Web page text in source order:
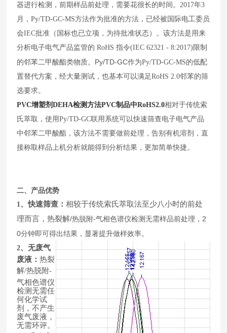
器进行检测，前期样品前处理，需要花很长的时间。 2017年3
月，Py/TD-GC-MS方法作为批准的方法，已经被国际电工委员
会IEC批准（国标也已立项，为待批准状态）。该方法是用来
分析电子电气产品监管的RoHS指令(IEC 62321 - 8:2017) 限制
的邻苯二甲酸酯类物质。 Py/TD-GC作为Py/TD-GC-MS的低配
置替代方案，经大量测试，也基本可以满足RoHS 2.0邻苯的筛
选要求。
PVC增塑剂DEHA检测方法PVC制品中RoHS2.0相对于传统索
氏萃取，使用Py/TD-GC联用系统可以快速筛查电子电气产品
中邻苯二甲酸酯，该方法不需要做前处理，告别有机溶剂，直
接称取样品上机分析就能得到分析结果，更加简单快捷。
二、产品优势
1 、快速筛查：相较于传统索氏萃取法至少八小时的前处
理而言，热裂解/热脱附-气相色谱仪检测无需样品前处理， 2
0分钟即可得出结果，显著提升做样效率。
2、无废气
废液：热裂
解/热脱附-
气相色谱仪
检测无需任
何化学试
剂，不产生
废气废液，
无需环评。